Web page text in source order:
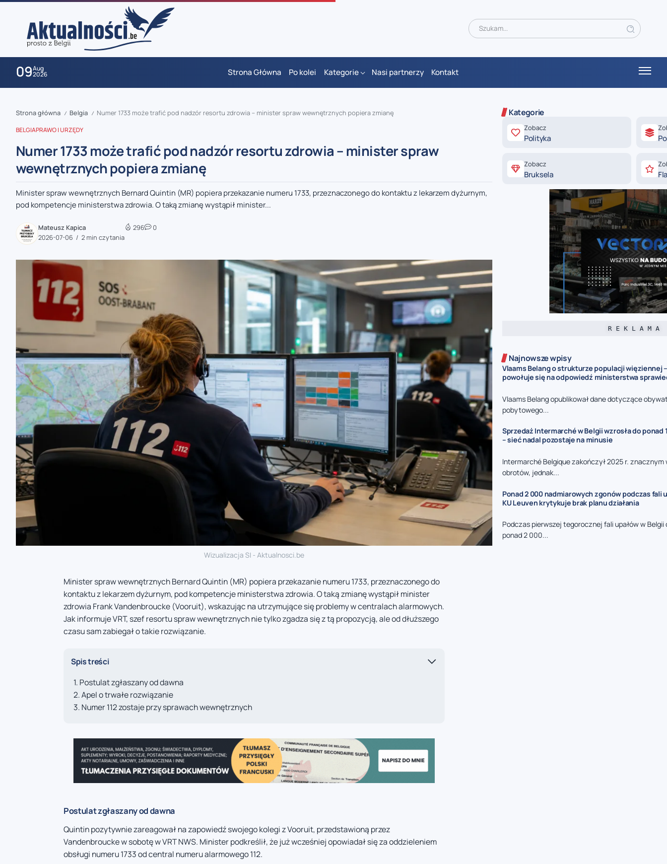
09Aug
2026 Strona Główna Po kolei Kategorie Nasi partnerzy Kontakt
zaobserwuj nas
zaobserwuj nas
zaobserwuj nas
zaobserwuj nas
Strona główna / Belgia / Numer 1733 może trafić pod nadzór resortu zdrowia – minister spraw wewnętrznych popiera zmianę
BELGIAPRAWO I URZĘDY
Numer 1733 może trafić pod nadzór resortu zdrowia – minister spraw
wewnętrznych popiera zmianę
Minister spraw wewnętrznych Bernard Quintin (MR) popiera przekazanie numeru 1733, przeznaczonego do kontaktu z lekarzem dyżurnym,
pod kompetencje ministerstwa zdrowia. O taką zmianę wystąpił minister...
Mateusz Kapica
2026-07-06
2 min czytania
296 0
Wizualizacja SI - Aktualnosci.be
Minister spraw wewnętrznych Bernard Quintin (MR) popiera przekazanie numeru 1733, przeznaczonego do
kontaktu z lekarzem dyżurnym, pod kompetencje ministerstwa zdrowia. O taką zmianę wystąpił minister
zdrowia Frank Vandenbroucke (Vooruit), wskazując na utrzymujące się problemy w centralach alarmowych.
Jak informuje VRT, szef resortu spraw wewnętrznych nie tylko zgadza się z tą propozycją, ale od dłuższego
czasu sam zabiegał o takie rozwiązanie.
Spis treści
Postulat zgłaszany od dawna
Apel o trwałe rozwiązanie
Numer 112 zostaje przy sprawach wewnętrznych
Postulat zgłaszany od dawna
Quintin pozytywnie zareagował na zapowiedź swojego kolegi z Vooruit, przedstawioną przez
Vandenbroucke w sobotę w VRT NWS. Minister podkreślił, że już wcześniej opowiadał się za oddzieleniem
obsługi numeru 1733 od central numeru alarmowego 112.
Kategorie
Zobacz
Polityka
Zobacz
Bruksela
R E K L A M A
Najnowsze wpisy
Vlaams Belang o strukturze populacji więziennej
powołuje się na odpowiedź ministerstwa
Vlaams Belang opublikował dane dotyczące
pobytowego...
Sprzedaż Intermarché w Belgii wzrosła do ponad
– sieć nadal pozostaje na minusie
Intermarché Belgique zakończył 2025 r.
obrotów, jednak...
Ponad 2 000 nadmiarowych zgonów podczas fali
KU Leuven krytykuje brak planu działania
Podczas pierwszej tegorocznej fali upałów w
ponad 2 000...